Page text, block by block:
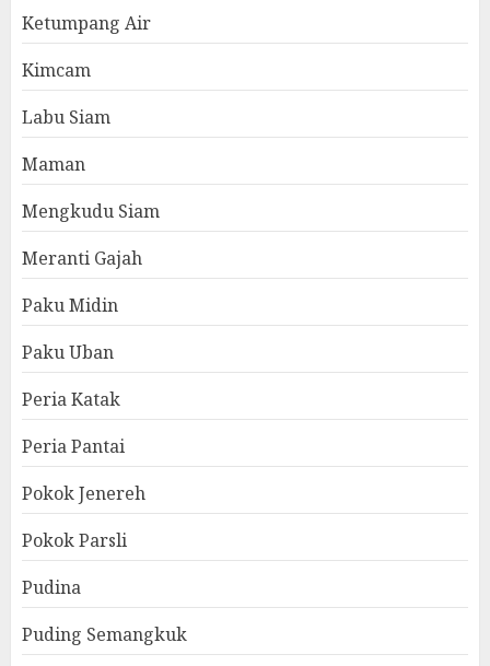
Ketumpang Air
Kimcam
Labu Siam
Maman
Mengkudu Siam
Meranti Gajah
Paku Midin
Paku Uban
Peria Katak
Peria Pantai
Pokok Jenereh
Pokok Parsli
Pudina
Puding Semangkuk